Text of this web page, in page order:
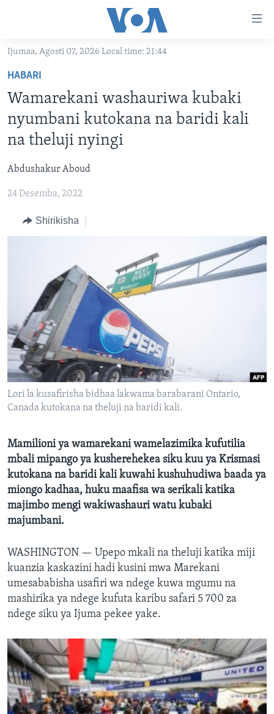
Nenda
kuu
Nenda
urambazaji
Nenda
tafuta
TANZANIA
JAMHURI YA KIDEMOKRASIA YA KONGO
BURUNDI
AFRIKA
DUNIANI LEO
MAISHA NA AFYA
MATANGAZO YETU
ALFAJIRI 0300 UTC
KWA UNDANI 1800 UTC
JARIDA LA WIKIENDI
MAHOJIANO MAALUM: HABARI POTOFU
Ijumaa, Agosti 07, 2026 Local time: 21:44
HABARI
Wamarekani washauriwa kubaki
nyumbani kutokana na baridi kali
na theluji nyingi
Abdushakur Aboud
24 Desemba, 2022
Shirikisha
Lori la kusafirisha bidhaa lakwama barabarani Ontario,
Canada kutokana na theluji na baridi kali.
Mamilioni ya wamarekani wamelazimika kufutilia
mbali mipango ya kusherehekea siku kuu ya Krismasi
kutokana na baridi kali kuwahi kushuhudiwa baada ya
miongo kadhaa, huku maafisa wa serikali katika
majimbo mengi wakiwashauri watu kubaki
majumbani.
WASHINGTON — Upepo mkali na theluji katika miji
kuanzia kaskazini hadi kusini mwa Marekani
umesababisha usafiri wa ndege kuwa mgumu na
mashirika ya ndege kufuta karibu safari 5 700 za
ndege siku ya Ijuma pekee yake.